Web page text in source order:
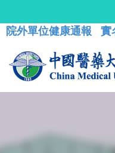
院外單位健康通報 實